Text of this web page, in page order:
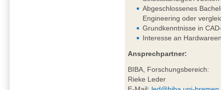
Abgeschlossenes
Engineering oder
Grundkenntnisse in
Interesse an
Ansprechpartner:
BIBA, Forschungsbereich:
Rieke Leder